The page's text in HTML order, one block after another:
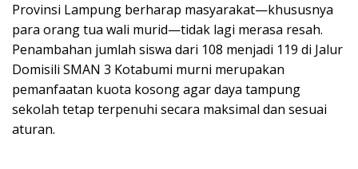
Provinsi Lampung berharap masyarakat—khususnya
para orang tua wali murid—tidak lagi merasa resah.
Penambahan jumlah siswa dari 108 menjadi 119 di Jalur
Domisili SMAN 3 Kotabumi murni merupakan
pemanfaatan kuota kosong agar daya tampung
sekolah tetap terpenuhi secara maksimal dan sesuai
aturan.